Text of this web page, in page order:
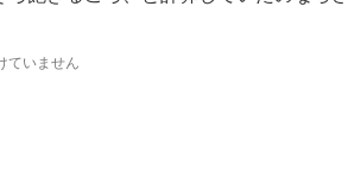
ていません